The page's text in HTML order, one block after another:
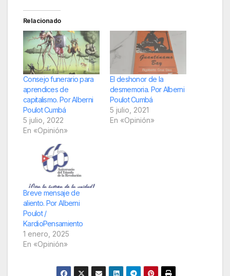
Relacionado
Consejo funerario para
aprendices de
capitalismo. Por Alberni
Poulot Cumbá
5 julio, 2022
En «Opinión»
El deshonor de la
desmemoria. Por Alberni
Poulot Cumbá
5 julio, 2021
En «Opinión»
Breve mensaje de
aliento. Por Alberni
Poulot /
KardioPensamiento
1 enero, 2025
En «Opinión»